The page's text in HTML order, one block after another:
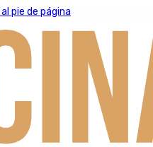
pie de página